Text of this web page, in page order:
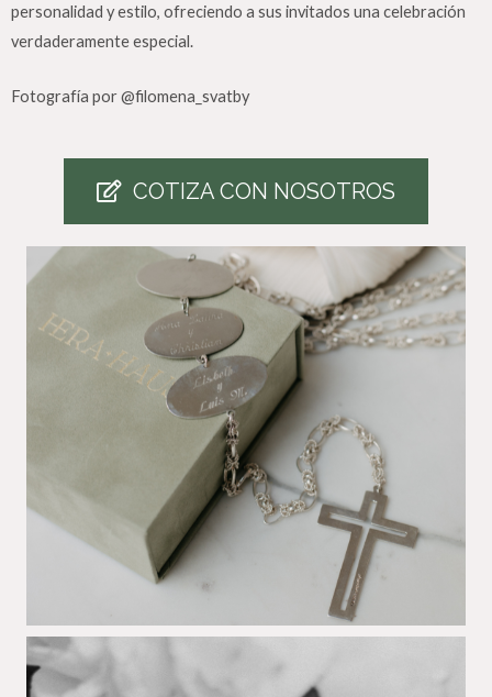
personalidad y estilo, ofreciendo a sus invitados una celebración
verdaderamente especial.
Fotografía por @filomena_svatby
COTIZA CON NOSOTROS